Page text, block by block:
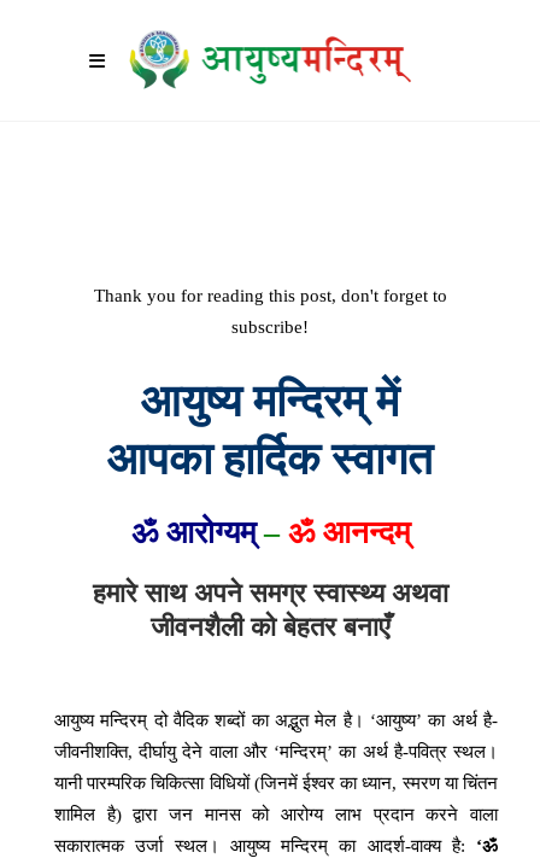
Thank you for reading this post, don't forget to
subscribe!
आयुष्य मन्दिरम् में
आपका हार्दिक स्वागत
ॐ आरोग्यम् – ॐ आनन्दम्
हमारे साथ अपने समग्र स्वास्थ्य अथवा
जीवनशैली को बेहतरबनाएँ
आयुष्य मन्दिरम् दो वैदिक शब्दों का अद्भुत मेल है। ‘आयुष्य’ का अर्थ है-
जीवनीशक्ति, दीर्घायु देने वाला और ‘मन्दिरम्’ का अर्थ है-पवित्र स्थल।
यानी पारम्परिक चिकित्सा विधियों (जिनमें ईश्वर का ध्यान, स्मरण या चिंतन
शामिल है) द्वारा जन मानस को आरोग्य लाभ प्रदान करने वाला
सकारात्मक उर्जा स्थल। आयुष्य मन्दिरम् का आदर्श-वाक्य है: ‘ॐ